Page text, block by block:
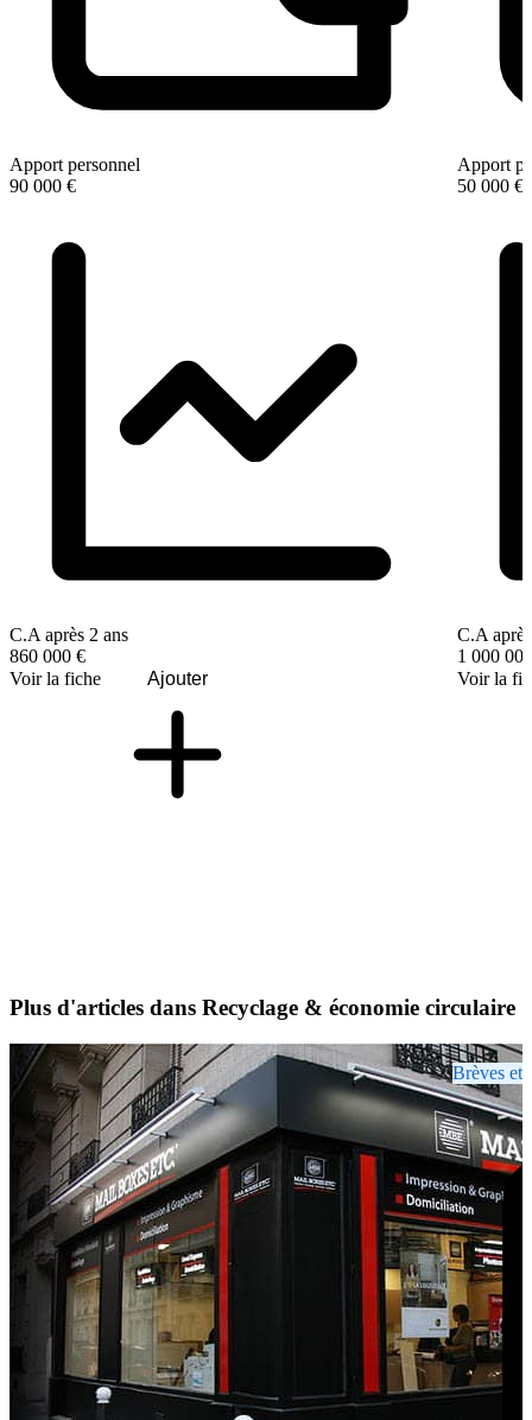
Apport personnel
90 000 €
C.A après 2 ans
860 000 €
Voir la fiche
Ajouter
Apport
50 000 €
C.A
1 000
Voir la
Plus d'articles dans Recyclage & économie circulaire
Brèves et